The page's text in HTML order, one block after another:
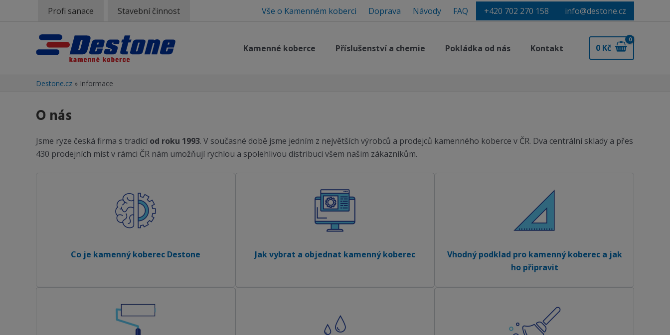
Profi sanace Stavební činnost Vše o Kamenném koberci Doprava Návody FAQ +420 702 270 158 info@destone.cz
Kamenné koberce Příslušenství a chemie Pokládka od nás Kontakt 0 Kč
Destone.cz » Informace
O nás
Jsme ryze česká firma s tradicíod roku 1993. V současné době jsme jedním z největších výrobců a prodejců kamenného koberce v ČR. Dva centrální sklady a přes
430 prodejních míst v rámci ČR nám umožňují rychlou a spolehlivou distribuci všem našim zákazníkům.
Co je kamenný koberec Destone Jak vybrat a objednat kamenný koberec
Vhodný podklad pro kamenný koberec a jak
ho připravit